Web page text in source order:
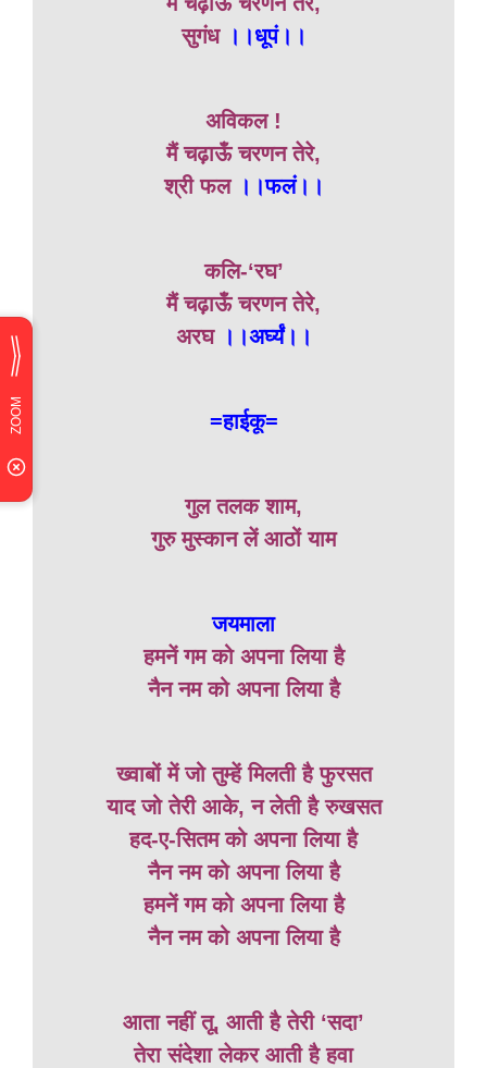
सुगंध ।।धूपं।।
अविकल !
मैं चढ़ाऊँ चरणन तेरे,
श्री फल ।।फलं।।
कलि-‘रघ’
मैं चढ़ाऊँ चरणन तेरे,
अरघ ।।अर्घ्यं।।
=हाईकू=
गुल तलक शाम,
गुरु मुस्कान लें आठों याम
जयमाला
हमनें गम को अपना लिया है
नैन नम को अपना लिया है
ख्वाबों में जो तुम्हें मिलती है फुरसत
याद जो तेरी आके, न लेती है रुखसत
हद-ए-सितम को अपना लिया है
नैन नम को अपना लिया है
हमनें गम को अपना लिया है
नैन नम को अपना लिया है
आता नहीं तू, आती है तेरी ‘सदा’
तेरा संदेशा लेकर आती है हवा